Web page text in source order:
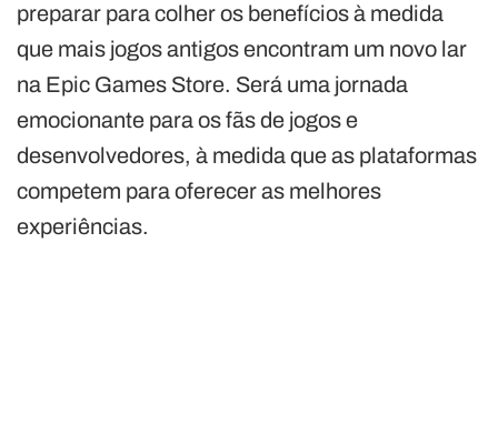
preparar para colher os benefícios à medida
que mais jogos antigos encontram um novo lar
na Epic Games Store. Será uma jornada
emocionante para os fãs de jogos e
desenvolvedores, à medida que as plataformas
competem para oferecer as melhores
experiências.